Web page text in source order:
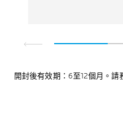
開封後有效期：6至12個月。請